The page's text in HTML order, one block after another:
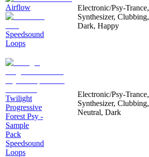
Airflow
Speedsound
Loops
Electronic/Psy-Trance,
Synthesizer, Clubbing,
Dark, Happy
Twilight
Progressive
Forest Psy -
Sample
Pack
Speedsound
Loops
Electronic/Psy-Trance,
Synthesizer, Clubbing,
Neutral, Dark